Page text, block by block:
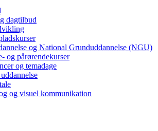
dagtilbud
og National Grunduddannelse (NGU)
og pårørendekurser
og temadage
og visuel kommunikation